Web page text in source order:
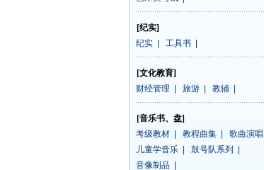
[纪实]
纪实
工具书
[文化教育]
财经管理
旅游 教辅
[音乐书、盘]
考级教材
教程曲集 歌曲演唱
儿童学音乐
鼓号队系列
音像制品